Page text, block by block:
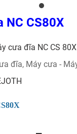
NC CS80X
cưa đĩa NC CS 80X
đĩa, Máy cưa -